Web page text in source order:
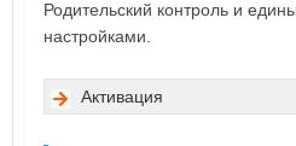
Родительский контроль и
настройками.
Активация